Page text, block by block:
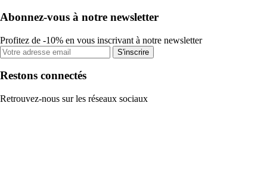
Abonnez-vous à notre newsletter
Profitez de -10% en vous inscrivant à notre newsletter
S'inscrire
Restons connectés
Retrouvez-nous sur les réseaux sociaux